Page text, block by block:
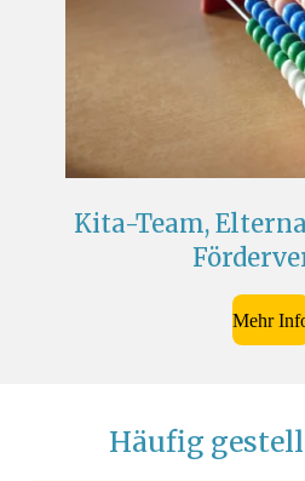
Kita-Team,
Mehr
Häufig